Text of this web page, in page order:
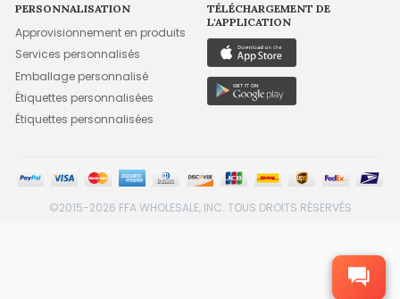
PERSONNALISATION
Approvisionnement en produits
Services personnalisés
Emballage personnalisé
Étiquettes personnalisées
Étiquettes personnalisées
TÉLÉCHARGEMENT DE
L'APPLICATION
©2015-2026 FFA WHOLESALE, INC. TOUS DROITS RÉSERVÉS